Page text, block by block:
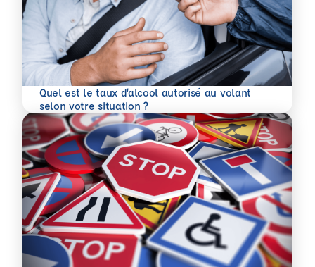
Quel est le taux d’alcool autorisé au volant
selon votre situation ?
En savoir plus